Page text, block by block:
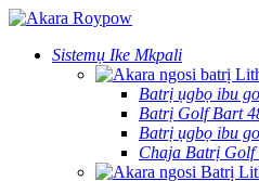
Sistemụ Ike Mkpali
Batrị ụgbọ ibu
Batrị Golf Bart
Batrị ụgbọ ibu
Chaja Batrị Golf